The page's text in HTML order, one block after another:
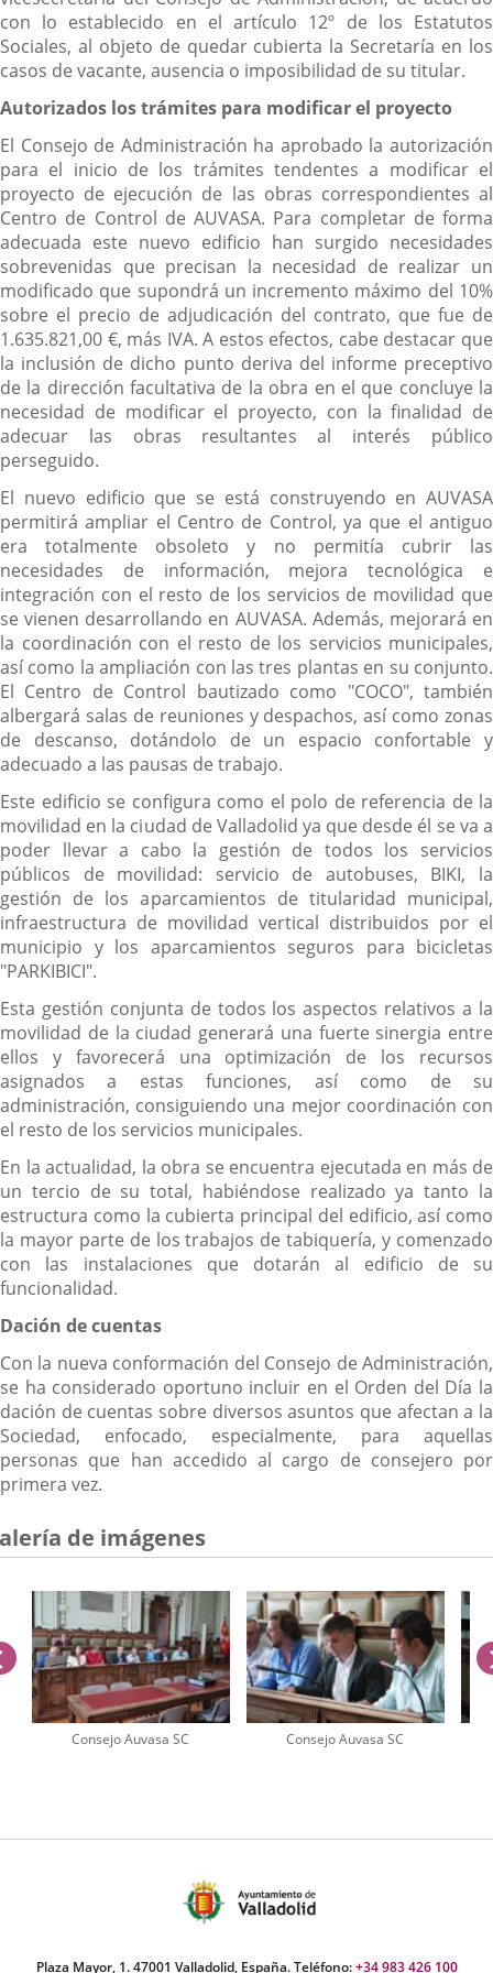
con lo establecido en el artículo 12º de los Estatutos
Sociales, al objeto de quedar cubierta la Secretaría en los
casos de vacante, ausencia o imposibilidad de su titular.
Autorizados los trámites para modificar el proyecto
El Consejo de Administración ha aprobado la autorización
para el inicio de los trámites tendentes a modificar el
proyecto de ejecución de las obras correspondientes al
Centro de Control de AUVASA. Para completar de forma
adecuada este nuevo edificio han surgido necesidades
sobrevenidas que precisan la necesidad de realizar un
modificado que supondrá un incremento máximo del 10%
sobre el precio de adjudicación del contrato, que fue de
1.635.821,00 €, más IVA. A estos efectos, cabe destacar que
la inclusión de dicho punto deriva del informe preceptivo
de la dirección facultativa de la obra en el que concluye la
necesidad de modificar el proyecto, con la finalidad de
adecuar las obras resultantes al interés público
perseguido.
El nuevo edificio que se está construyendo en AUVASA
permitirá ampliar el Centro de Control, ya que el antiguo
era totalmente obsoleto y no permitía cubrir las
necesidades de información, mejora tecnológica e
integración con el resto de los servicios de movilidad que
se vienen desarrollando en AUVASA. Además, mejorará en
la coordinación con el resto de los servicios municipales,
así como la ampliación con las tres plantas en su conjunto.
El Centro de Control bautizado como "COCO", también
albergará salas de reuniones y despachos, así como zonas
de descanso, dotándolo de un espacio confortable y
adecuado a las pausas de trabajo.
Este edificio se configura como el polo de referencia de la
movilidad en la ciudad de Valladolid ya que desde él se va a
poder llevar a cabo la gestión de todos los servicios
públicos de movilidad: servicio de autobuses, BIKI, la
gestión de los aparcamientos de titularidad municipal,
infraestructura de movilidad vertical distribuidos por el
municipio y los aparcamientos seguros para bicicletas
"PARKIBICI".
Esta gestión conjunta de todos los aspectos relativos a la
movilidad de la ciudad generará una fuerte sinergia entre
ellos y favorecerá una optimización de los recursos
asignados a estas funciones, así como de su
administración, consiguiendo una mejor coordinación con
el resto de los servicios municipales.
En la actualidad, la obra se encuentra ejecutada en más de
un tercio de su total, habiéndose realizado ya tanto la
estructura como la cubierta principal del edificio, así como
la mayor parte de los trabajos de tabiquería, y comenzado
con las instalaciones que dotarán al edificio de su
funcionalidad.
Dación de cuentas
Con la nueva conformación del Consejo de Administración,
se ha considerado oportuno incluir en el Orden del Día la
dación de cuentas sobre diversos asuntos que afectan a la
Sociedad, enfocado, especialmente, para aquellas
personas que han accedido al cargo de consejero por
primera vez.
de imágenes
Consejo Auvasa SC Consejo Auvasa SC
anterior
Plaza Mayor, 1. 47001 Valladolid, España. Teléfono:+34 983 426 100